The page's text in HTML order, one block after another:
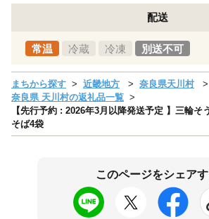
配送
常温 冷蔵 冷凍 別送不可
まちから探す 近畿地方
奈良県天川村
奈良県 天川村の返礼品一覧
【先行予約 : 2026年3月以降発送予定 】三輪そ
そば4袋
このページをシェア